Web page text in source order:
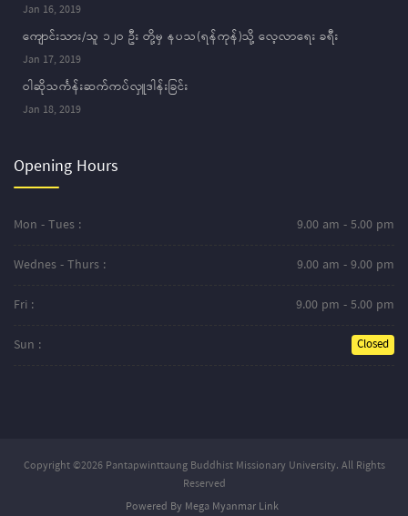
Jan 16, 2019
ကျောင်းသား/သူ ၁၂ဝ ဦး တို့မှ နပသ(ရန်ကုန်)သို့ လေ့လာရေး ခရီး
Jan 17, 2019
ဝါဆိုသင်္ကန်းဆက်ကပ်လှူဒါန်းခြင်း
Jan 18, 2019
Opening Hours
Mon - Tues :
9.00 am - 5.00 pm
Wednes - Thurs :
9.00 am - 9.00 pm
Fri :
9.00 pm - 5.00 pm
Sun :
Closed
Copyright ©2026 Pantapwinttaung Buddhist Missionary University. All Rights
Reserved
Powered By Mega Myanmar Link